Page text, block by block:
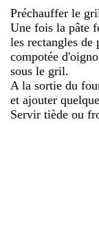
Préchauffer le
Une fois la pâte
les rectangles de
compotée
sous le gril.
A la sortie du
et ajouter
Servir tiède ou